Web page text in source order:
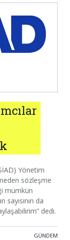
Yönetim
sözleşme
mümkün
sayısının da
dedi.
GÜNDEM